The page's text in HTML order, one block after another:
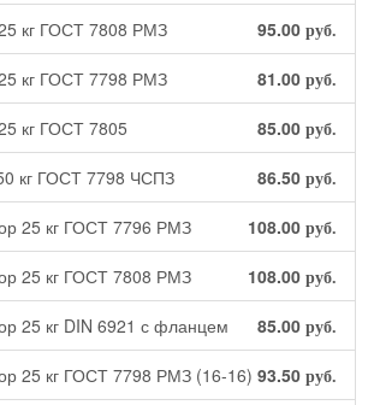
кг ГОСТ 7808 РМЗ 95.00 руб.
кг ГОСТ 7798 РМЗ 81.00 руб.
кг ГОСТ 7805 85.00 руб.
кг ГОСТ 7798 ЧСПЗ 86.50 руб.
25 кг ГОСТ 7796 РМЗ 108.00 руб.
25 кг ГОСТ 7808 РМЗ 108.00 руб.
25 кг DIN 6921 с фланцем 85.00 руб.
25 кг ГОСТ 7798 РМЗ (16-16) 93.50 руб.